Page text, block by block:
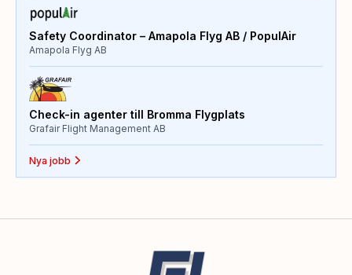
Safety Coordinator – Amapola Flyg AB / PopulAir
Amapola Flyg AB
Check-in agenter till Bromma Flygplats
Grafair Flight Management AB
Nya jobb